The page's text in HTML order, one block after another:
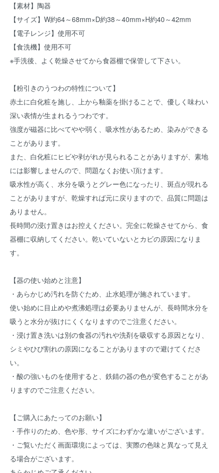
【素材】陶器
【サイズ】W約64～68mm×D約38～40mm×H約40～42mm
【電子レンジ】使用不可
【食洗機】使用不可
※手洗後、よく乾燥させてから食器棚で保管して下さい。
【粉引きのうつわの特性について】
赤土に白化粧を施し、上から釉薬を掛けることで、優しく味わい
深い表情が生まれるうつわです。
強度が磁器に比べてやや弱く、吸水性があるため、染みができる
ことがあります。
また、白化粧にヒビや剥がれが見られることがありますが、素地
には影響しませんので、問題なくお使い頂けます。
吸水性が高く、水分を吸うとグレー色になったり、斑点が現れる
ことがありますが、乾燥すれば元に戻りますので、品質に問題は
ありません。
長時間の浸け置きはお控えください。完全に乾燥させてから、食
器棚に収納してください。乾いていないとカビの原因になりま
す。
【器の使い始めと注意】
・あらかじめ汚れを防ぐため、止水処理が施されています。
使い始めに目止めや煮沸処理は必要ありませんが、長時間水分を
吸うと水分が抜けにくくなりますのでご注意ください。
・浸け置き洗いは別の食器の汚れや洗剤を吸収する原因となり、
シミやひび割れの原因になることがありますので避けてくださ
い。
・酸の強いものを使用すると、鉄錆の器の色が変色することがあ
りますのでご注意ください。
【ご購入にあたってのお願い】
・手作りのため、色や形、サイズにわずかな違いがございます。
・ご覧いただく画面環境によっては、実際の色味と異なって見え
る場合がございます。